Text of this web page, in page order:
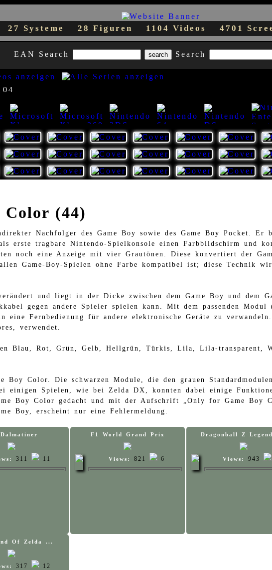
27 Systeme 28 Figuren 1104 Videos 4701
EAN Search Search
14 35 39 42 59
Color (44)
Nachfolger des Game Boy sowie des Game Boy Pocket.
erste tragbare Nintendo-Spielkonsole einen Farbbildschirm und
noch eine Anzeige mit vier Grautönen. Diese konvertiert der
Game-Boy-Spielen ohne Farbe kompatibel ist; diese Technik
und liegt in der Dicke zwischen dem Game Boy und dem
gegen andere Spieler spielen kann. Mit dem passenden
Fernbedienung für andere elektronische Geräte zu
verwendet.
Blau, Rot, Grün, Gelb, Hellgrün, Türkis, Lila, Lila-transparent,
Boy Color. Die schwarzen Module, die den grauen
einigen Spielen, wie bei Zelda DX, konnten dabei einige
Boy Color gedacht und mit der Aufschrift „Only for Game Boy
Boy, erscheint nur eine Fehlermeldung.
311 11
F1 World Grand Prix
Views: 821 6
Dragonball Z
Views: 943
Of Zelda ...
317 12